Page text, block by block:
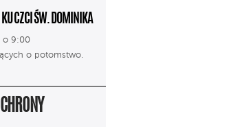
KU CZCI ŚW. DOMINIKA
o 9:00
o potomstwo.